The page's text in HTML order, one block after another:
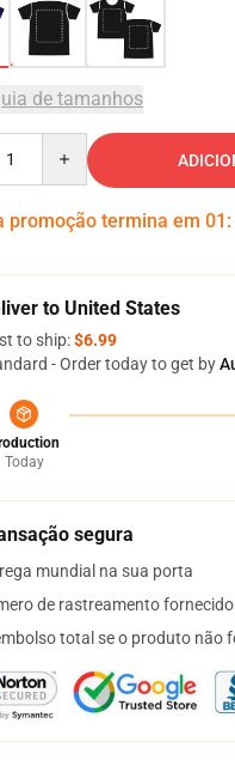
de tamanhos
promoção termina em 01 :
to United States
to ship:$6.99
- Order today to get by
Today
segura
mundial na sua porta
de rastreamento
total se o produto não